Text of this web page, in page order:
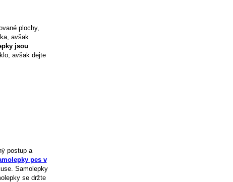
plochy,
avšak
jsou
avšak dejte
postup a
pes v
Samolepky
se držte